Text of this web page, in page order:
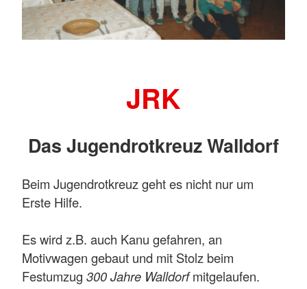
JRK
Das Jugendrotkreuz Walldorf
Beim Jugendrotkreuz geht es nicht nur um
Erste Hilfe.
Es wird z.B. auch Kanu gefahren, an
Motivwagen gebaut und mit Stolz beim
Festumzug 300 Jahre Walldorfmitgelaufen.